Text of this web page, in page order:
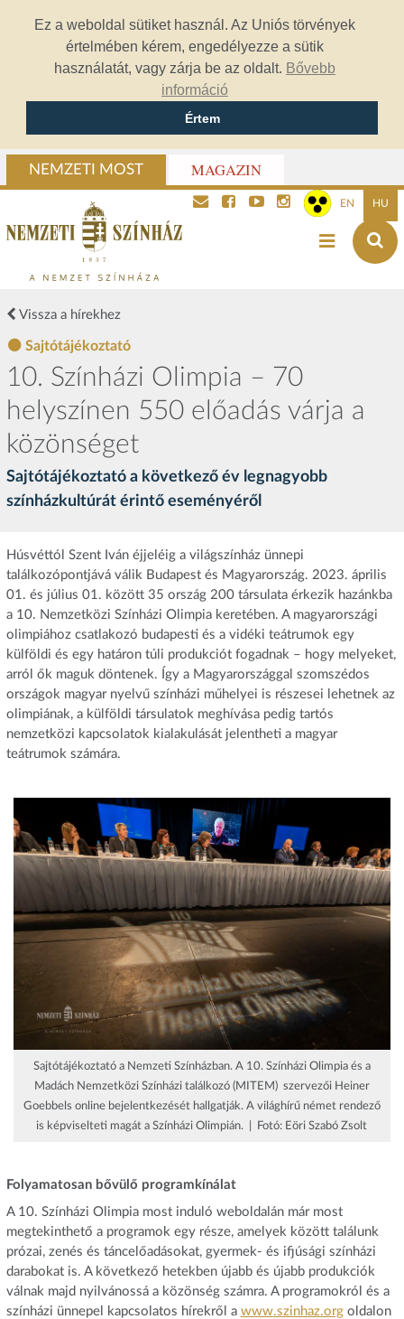
Ez a weboldal sütiket használ. Az Uniós törvények
értelmében kérem, engedélyezze a sütik
használatát, vagy zárja be az oldalt. Bővebb
információ
Értem
NEMZETI MOST MAGAZIN
EN HU
Vissza a hírekhez
Sajtótájékoztató
10. Színházi Olimpia – 70
helyszínen 550 előadás várja a
közönséget
Sajtótájékoztató a következő év legnagyobb
színházkultúrát érintő eseményéről
Húsvéttól Szent Iván éjjeléig a világszínház ünnepi
találkozópontjává válik Budapest és Magyarország. 2023. április
01. és július 01. között 35 ország 200 társulata érkezik hazánkba
a 10. Nemzetközi Színházi Olimpia keretében. A magyarországi
olimpiához csatlakozó budapesti és a vidéki teátrumok egy
külföldi és egy határon túli produkciót fogadnak – hogy melyeket,
arról ők maguk döntenek. Így a Magyarországgal szomszédos
országok magyar nyelvű színházi műhelyei is részesei lehetnek az
olimpiának, a külföldi társulatok meghívása pedig tartós
nemzetközi kapcsolatok kialakulását jelentheti a magyar
teátrumok számára.
Sajtótájékoztató a Nemzeti Színházban. A 10. Színházi Olimpia és a
Madách Nemzetközi Színházi találkozó (MITEM) szervezői Heiner
Goebbels online bejelentkezését hallgatják. A világhírű német rendező
is képviselteti magát a Színházi Olimpián. | Fotó: Eöri Szabó Zsolt
Folyamatosan bővülő programkínálat
A 10. Színházi Olimpia most induló weboldalán már most
megtekinthető a programok egy része, amelyek között találunk
prózai, zenés és táncelőadásokat, gyermek- és ifjúsági színházi
darabokat is. A következő hetekben újabb és újabb produkciók
válnak majd nyilvánossá a közönség számra. A programokról és a
színházi ünnepel kapcsolatos hírekről a www.szinhaz.orgoldalon